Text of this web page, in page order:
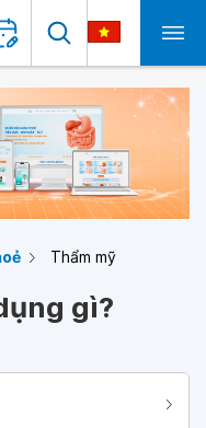
Thẩm mỹ
gì?